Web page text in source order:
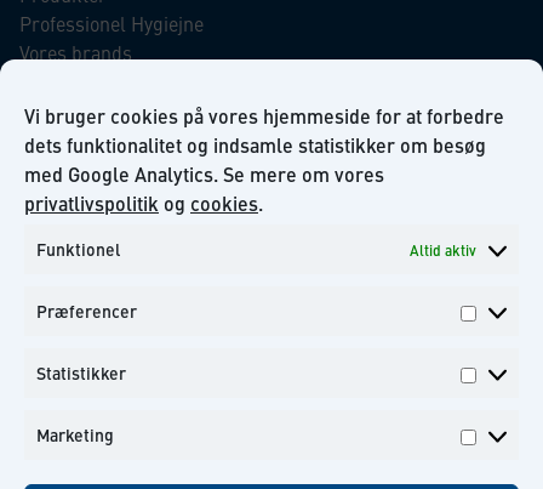
Vi bruger cookies på vores hjemmeside for at forbedre
dets funktionalitet og indsamle statistikker om besøg
med Google Analytics. Se mere om vores
privatlivspolitik og cookies.
Funktionel Altid aktiv
Præferencer
Statistikker
Marketing
Professionel Hygiejne
Vores brands
Our Promise to the Environment
INFORMATION
Om KiiltoClean A/S
Kontakt